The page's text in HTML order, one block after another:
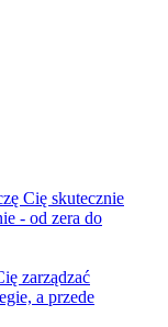
Cię skutecznie
- od zera do
zarządzać
a przede